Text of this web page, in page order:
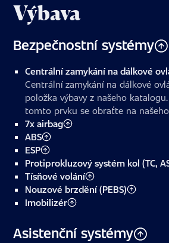
Výbava
Bezpečnostní systémy
Centrální zamykání na dálkové
Centrální zamykání na dálkové
položka výbavy z našeho
tomto prvku se obraťte na
7x airbag
ABS
ESP
Protiprokluzový systém kol (TC,
Tísňové volání
Nouzové brzdění (PEBS)
Imobilizér
Asistenční systémy